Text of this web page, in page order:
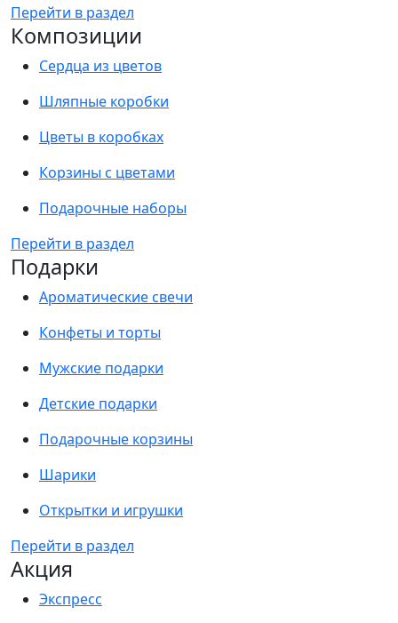
Перейти в раздел
Композиции
Сердца из цветов
Шляпные коробки
Цветы в коробках
Корзины с цветами
Подарочные наборы
Перейти в раздел
Подарки
Ароматические свечи
Конфеты и торты
Мужские подарки
Детские подарки
Подарочные корзины
Шарики
Открытки и игрушки
Перейти в раздел
Акция
Экспресс